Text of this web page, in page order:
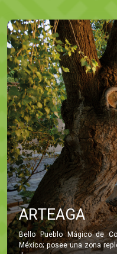
ARTEAGA
Bello Pueblo Mágico de
México; posee una zona